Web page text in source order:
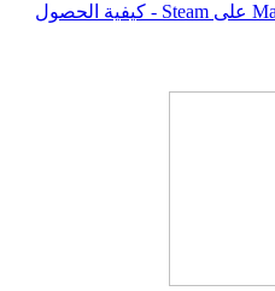
تم طرح لعبة Marvel's Spider-Man 2 على Steam - كيفية الحصول